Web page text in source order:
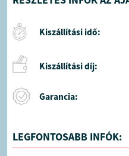
Kiszállítási idő:
Kiszállítási díj:
Garancia:
LEGFONTOSABB INFÓK: